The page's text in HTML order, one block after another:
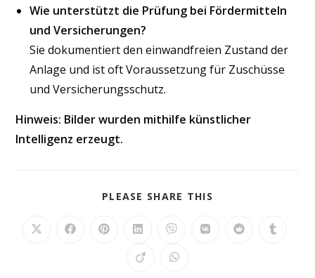
Wie unterstützt die Prüfung bei Fördermitteln
und Versicherungen?
Sie dokumentiert den einwandfreien Zustand der
Anlage und ist oft Voraussetzung für Zuschüsse
und Versicherungsschutz.
Hinweis: Bilder wurden mithilfe künstlicher
Intelligenz erzeugt.
PLEASE SHARE THIS
Öffnet
Öffnet Öffnet Öffnet
einem
neuen
Öffnet
einem
neuen
Öffnet Öffnet Öffnet
Öffnet Öffnet